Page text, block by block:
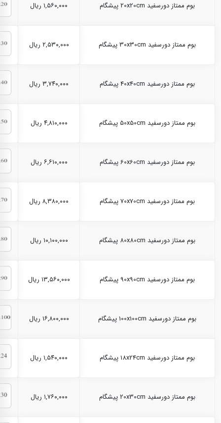
بوم ممتاز دورسفید 20x20cm پیشگام ۱,۵۶۰,۰۰۰ ریال
بوم ممتاز دورسفید 30x30cm پیشگام ۲,۵۳۰,۰۰۰ ریال
بوم ممتاز دورسفید 40x40cm پیشگام ۳,۷۴۰,۰۰۰ ریال
بوم ممتاز دورسفید 50x50cm پیشگام ۴,۸۱۰,۰۰۰ ریال
بوم ممتاز دورسفید 60x60cm پیشگام ۶,۶۱۰,۰۰۰ ریال
بوم ممتاز دورسفید 70x70cm پیشگام ۸,۳۸۰,۰۰۰ ریال
بوم ممتاز دورسفید 80x80cm پیشگام ۱۰,۱۰۰,۰۰۰ ریال
بوم ممتاز دورسفید 90x90cm پیشگام ۱۳,۵۶۰,۰۰۰ ریال
بوم ممتاز دورسفید 100x100cm پیشگام ۱۶,۸۰۰,۰۰۰ ریال
بوم ممتاز دورسفید 18x24cm پیشگام ۱,۵۴۰,۰۰۰ ریال
بوم ممتاز دورسفید 20x30cm پیشگام ۱,۷۶۰,۰۰۰ ریال